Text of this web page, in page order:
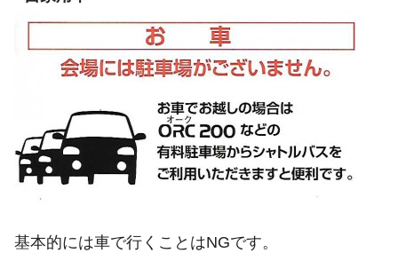
基本的には車で行くことはNGです。